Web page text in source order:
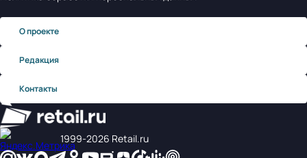
О проекте
Редакция
Контакты
1999‑2026 Retail.ru